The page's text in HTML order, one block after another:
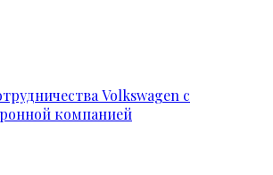
Volkswagen с
компанией